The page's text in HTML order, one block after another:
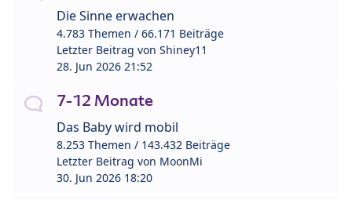
Die Sinne erwachen
4.783 Themen / 66.171 Beiträge
Letzter Beitrag von Shiney11
28. Jun 2026 21:52
7-12 Monate
Das Baby wird mobil
8.253 Themen / 143.432 Beiträge
Letzter Beitrag von MoonMi
30. Jun 2026 18:20